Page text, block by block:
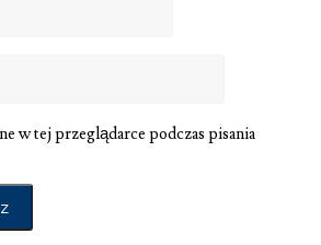
w tej przeglądarce podczas pisania